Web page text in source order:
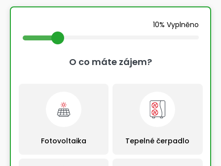
10% Vyplněno
O co máte zájem?
Fotovoltaika Tepelné čerpadlo